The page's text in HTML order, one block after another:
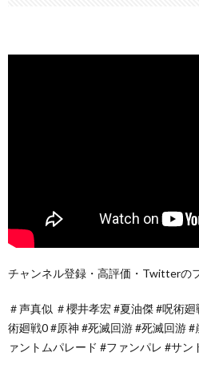
チャンネル登録・高評価・Twitterの
＃声真似 ＃櫻井孝宏 #夏油傑 #呪術
術廻戦0 #原神 #死滅回游 #死滅回游
ァントムパレード #ファンパレ #サン